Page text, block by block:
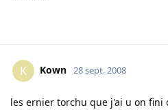
K Kown 28 sept. 2008
les ernier torchu que j'ai u on fini